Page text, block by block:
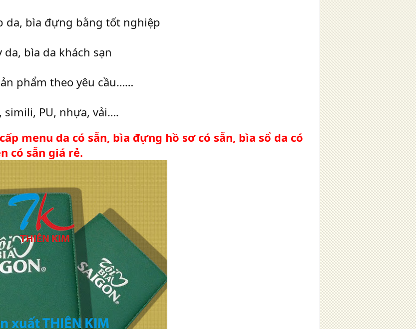
da, bìa đựng bằng tốt nghiệp
da, bìa da khách sạn
phẩm theo yêu cầu……
simili, PU, nhựa, vải….
menu da có sẵn, bìa đựng hồ sơ có sẵn, bìa sổ da có
có sẵn giá rẻ.